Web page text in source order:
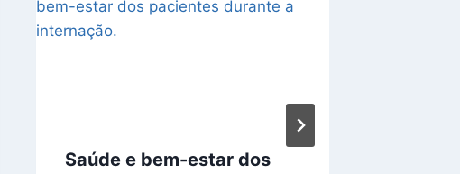
Saúde e bem-estar dos